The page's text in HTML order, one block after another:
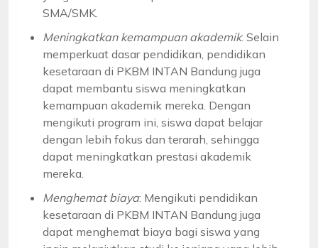
SMA/SMK.
Meningkatkan kemampuan akademik: Selain
memperkuat dasar pendidikan, pendidikan
kesetaraan di PKBM INTAN Bandung juga
dapat membantu siswa meningkatkan
kemampuan akademik mereka. Dengan
mengikuti program ini, siswa dapat belajar
dengan lebih fokus dan terarah, sehingga
dapat meningkatkan prestasi akademik
mereka.
Menghemat biaya: Mengikuti pendidikan
kesetaraan di PKBM INTAN Bandung juga
dapat menghemat biaya bagi siswa yang